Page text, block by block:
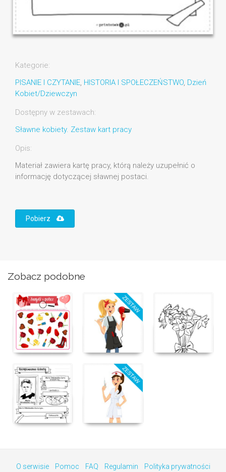
Kategorie:
PISANIE I CZYTANIE, HISTORIA I SPOŁECZEŃSTWO, Dzień
Kobiet/Dziewczyn
Dostępny w zestawach:
Sławne kobiety. Zestaw kart pracy
Opis:
Materiał zawiera kartę pracy, którą należy uzupełnić o
informację dotyczącej sławnej postaci.
Pobierz
Zobacz podobne
O serwisie Pomoc FAQ Regulamin
Polityka prywatności